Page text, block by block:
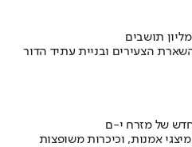
הצעירים ובניית עתיד הדור
של מזרח י-ם
אמנות, וכיכרות משופצות